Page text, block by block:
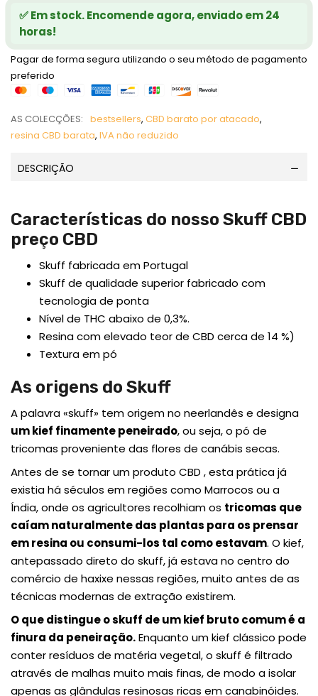
✅ Em stock. Encomende agora, enviado em 24
horas!
Pagar de forma segura utilizando o seu método de pagamento
preferido
AS COLECÇÕES: bestsellers, CBD barato por atacado,
resina CBD barata, IVA não reduzido
DESCRIÇÃO
Características do nosso Skuff CBD
preço CBD
Skuff fabricada em Portugal
Skuff de qualidade superior fabricado com
tecnologia de ponta
Nível de THC abaixo de 0,3%.
Resina com elevado teor de CBD cerca de 14 %)
Textura em pó
As origens do Skuff
A palavra «skuff» tem origem no neerlandês e designa
um kief finamente peneirado, ou seja, o pó de
tricomas proveniente das flores de canábis secas.
Antes de se tornar um produto CBD , esta prática já
existia há séculos em regiões como Marrocos ou a
Índia, onde os agricultores recolhiam os tricomas que
caíam naturalmente das plantas para os prensar
em resina ou consumi-los tal como estavam. O kief,
antepassado direto do skuff, já estava no centro do
comércio de haxixe nessas regiões, muito antes de as
técnicas modernas de extração existirem.
O que distingue o skuff de um kief bruto comum é a
finura da peneiração.Enquanto um kief clássico pode
conter resíduos de matéria vegetal, o skuff é filtrado
através de malhas muito mais finas, de modo a isolar
apenas as glândulas resinosas ricas em canabinóides.